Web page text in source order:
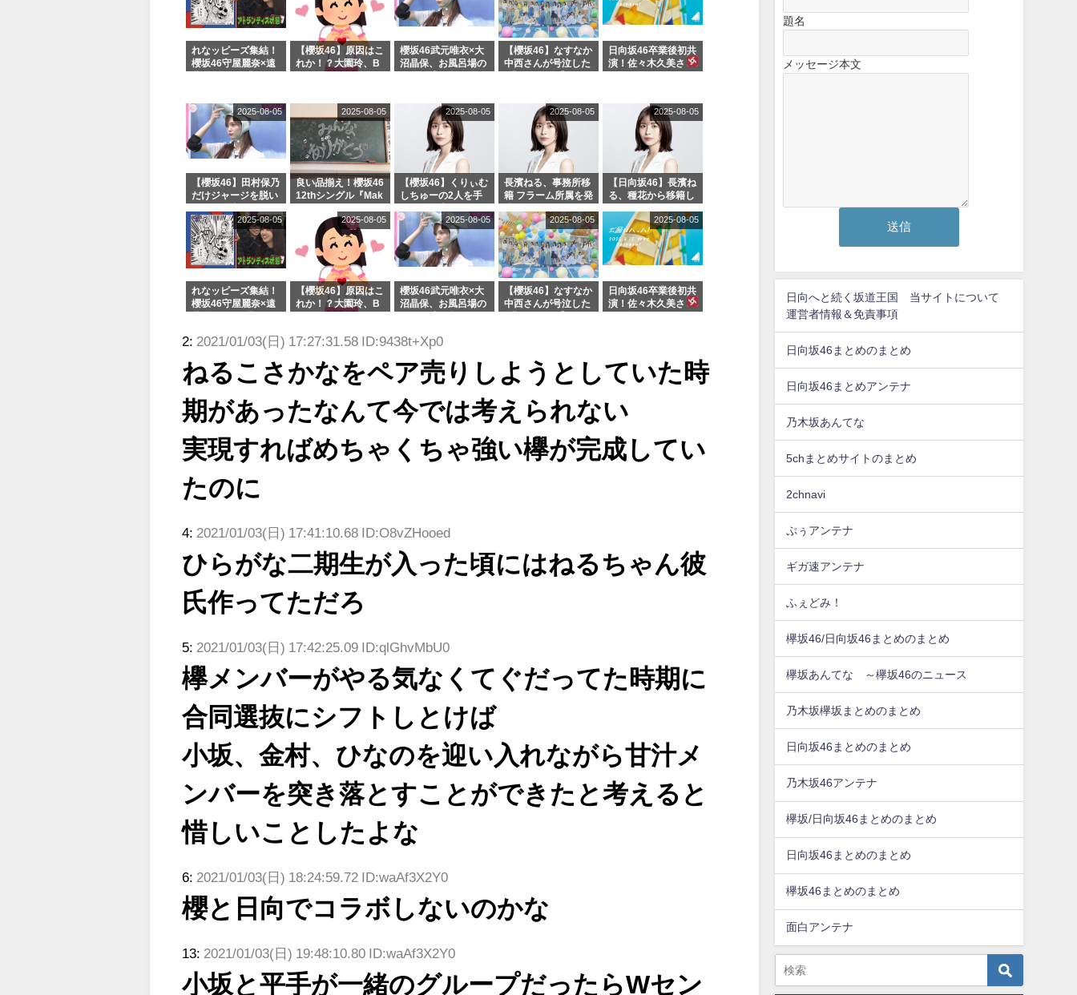
まの反応がこちら
れなッピーズ集結！
櫻坂46守屋麗奈×遠
ジオ出演決定
【櫻坂46】原因はこ
れか！？大園玲、B
櫻坂46武元唯衣×大
沼晶保、お風呂場の
【櫻坂46】なすなか
中西さんが号泣した
日向坂46卒業後初共
演！佐々木久美さ
結果･･･【激レアさ
んを連れてきた。】
【櫻坂46】田村保乃
だけジャージを脱い
2025-08-05
良い品揃え！櫻坂46
12thシングル『Mak
シャルグッズ絶賛販
売受付中
2025-08-05
【櫻坂46】くりぃむ
しちゅーの2人を手
【くりぃむナンタ
ラ】
2025-08-05
長濱ねる、事務所移
籍 フラーム所属を発
2025-08-05
【日向坂46】長濱ね
る、種花から移籍し
れで事務所に所属し
ているのは... おひさ
まの反応がこちら
2025-08-05
れなッピーズ集結！
櫻坂46守屋麗奈×遠
ジオ出演決定
2025-08-05
【櫻坂46】原因はこ
れか！？大園玲、B
2025-08-05
櫻坂46武元唯衣×大
沼晶保、お風呂場の
タラ】
2025-08-05
【櫻坂46】なすなか
中西さんが号泣した
2025-08-05
日向坂46卒業後初共
演！佐々木久美さ
2025-08-05
2: 2021/01/03(日) 17:27:31.58 ID:9438t+Xp0
ねるこさかなをペア売りしようとしていた時
期があったなんて今では考えられない
実現すればめちゃくちゃ強い欅が完成してい
たのに
4: 2021/01/03(日) 17:41:10.68 ID:O8vZHooed
ひらがな二期生が入った頃にはねるちゃん彼
氏作ってただろ
5: 2021/01/03(日) 17:42:25.09 ID:qlGhvMbU0
欅メンバーがやる気なくてぐだってた時期に
合同選抜にシフトしとけば
小坂、金村、ひなのを迎い入れながら甘汁メ
ンバーを突き落とすことができたと考えると
惜しいことしたよな
6: 2021/01/03(日) 18:24:59.72 ID:waAf3X2Y0
櫻と日向でコラボしないのかな
13: 2021/01/03(日) 19:48:10.80 ID:waAf3X2Y0
小坂と平手が一緒のグループだったらWセン
題名
メッセージ本文
日向へと続く坂道王国 当サイトについて
運営者情報＆免責事項
日向坂46まとめのまとめ
日向坂46まとめアンテナ
乃木坂あんてな
5chまとめサイトのまとめ
2chnavi
ぷぅアンテナ
ギガ速アンテナ
ふぇどみ！
欅坂46/日向坂46まとめのまとめ
欅坂あんてな ～欅坂46のニュース
乃木坂欅坂まとめのまとめ
日向坂46まとめのまとめ
乃木坂46アンテナ
欅坂/日向坂46まとめのまとめ
日向坂46まとめのまとめ
欅坂46まとめのまとめ
面白アンテナ